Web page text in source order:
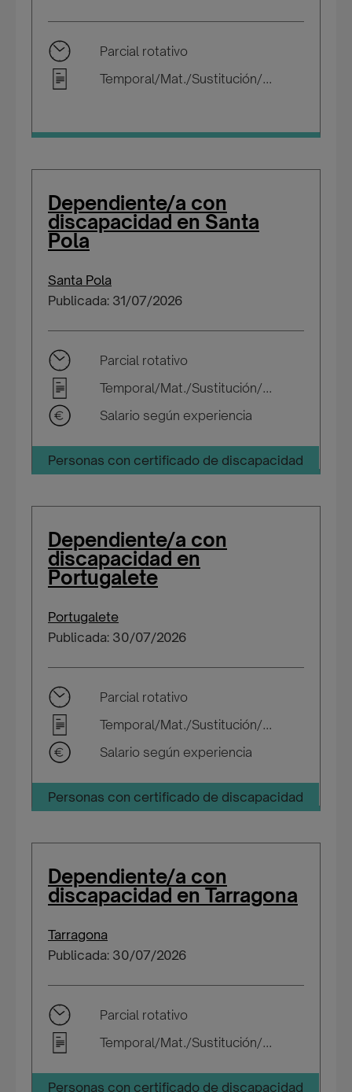
Parcial rotativo
Temporal/Mat./Sustitución/...
Dependiente/a con
discapacidad en Santa
Pola
Santa Pola
Publicada: 31/07/2026
Parcial rotativo
Temporal/Mat./Sustitución/...
Salario según experiencia
Personas con certificado de discapacidad
Dependiente/a con
discapacidad en
Portugalete
Portugalete
Publicada: 30/07/2026
Parcial rotativo
Temporal/Mat./Sustitución/...
Salario según experiencia
Personas con certificado de discapacidad
Dependiente/a con
discapacidad en Tarragona
Tarragona
Publicada: 30/07/2026
Parcial rotativo
Temporal/Mat./Sustitución/...
Personas con certificado de discapacidad